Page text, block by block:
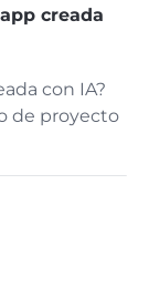
creada
con IA?
de proyecto